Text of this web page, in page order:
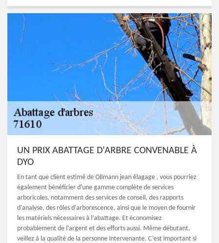
UN PRIX ABATTAGE D'ARBRE CONVENABLE À
DYO
En tant que client estimé de Ollmann jean élagage , vous pourriez
également bénéficier d'une gamme complète de services
arboricoles, notamment des services de conseil, des rapports
d'analyse, des rôles d'arborescence, ainsi que le moyen de fournir
les matériels nécessaires à l’abattage. Et économisez
probablement de l'argent et des efforts aussi. Même débutant,
veillez à la qualité de la personne intervenante. C’est important si